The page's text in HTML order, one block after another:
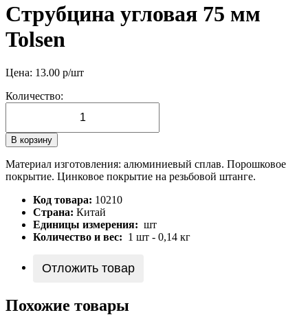
Струбцина угловая 75 мм
Tolsen
Цена: 13.00 р/шт
Количество:
В корзину
Материал изготовления: алюминиевый сплав. Порошковое
покрытие. Цинковое покрытие на резьбовой штанге.
Код товара: 10210
Страна: Китай
Единицы измерения: шт
Количество и вес: 1 шт - 0,14 кг
Отложить товар
Похожие товары